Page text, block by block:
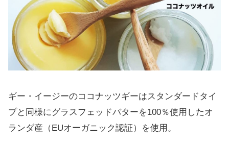
ギー・イージーのココナッツギーはスタンダードタイ
プと同様にグラスフェッドバターを100％使用したオ
ランダ産（EUオーガニック認証）を使用。